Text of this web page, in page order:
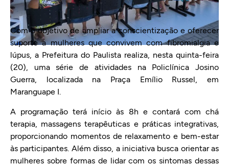
Com o objetivo de ampliar a conscientização e oferecer
suporte a mulheres que convivem com fibromialgia e
lúpus, a Prefeitura do Paulista realiza, nesta quinta-feira
(20), uma série de atividades na Policlínica Josino
Guerra, localizada na Praça Emílio Russel, em
Maranguape I.
A programação terá início às 8h e contará com chá
terapia, massagens terapêuticas e práticas integrativas,
proporcionando momentos de relaxamento e bem-estar
às participantes. Além disso, a iniciativa busca orientar as
mulheres sobre formas de lidar com os sintomas dessas